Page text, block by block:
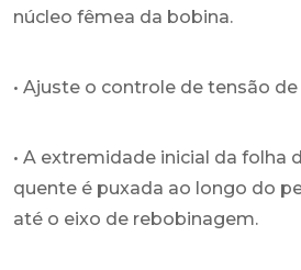
núcleo fêmea da bobina.
• Ajuste o controle de tensão
• A extremidade inicial da folha
quente é puxada ao longo do
até o eixo de rebobinagem.